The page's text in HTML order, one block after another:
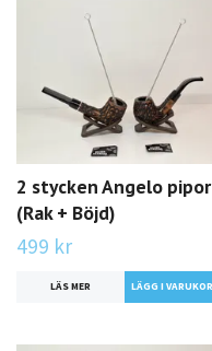
2 stycken Angelo pipor
(Rak + Böjd)
499 kr
LÄS MER